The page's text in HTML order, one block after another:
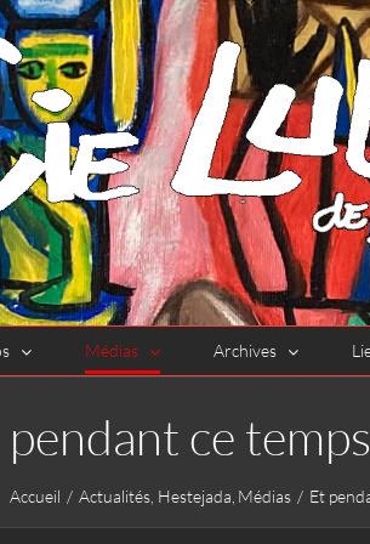
Médias Archives
pendant ce
Accueil Actualités Hestejada Médias Et